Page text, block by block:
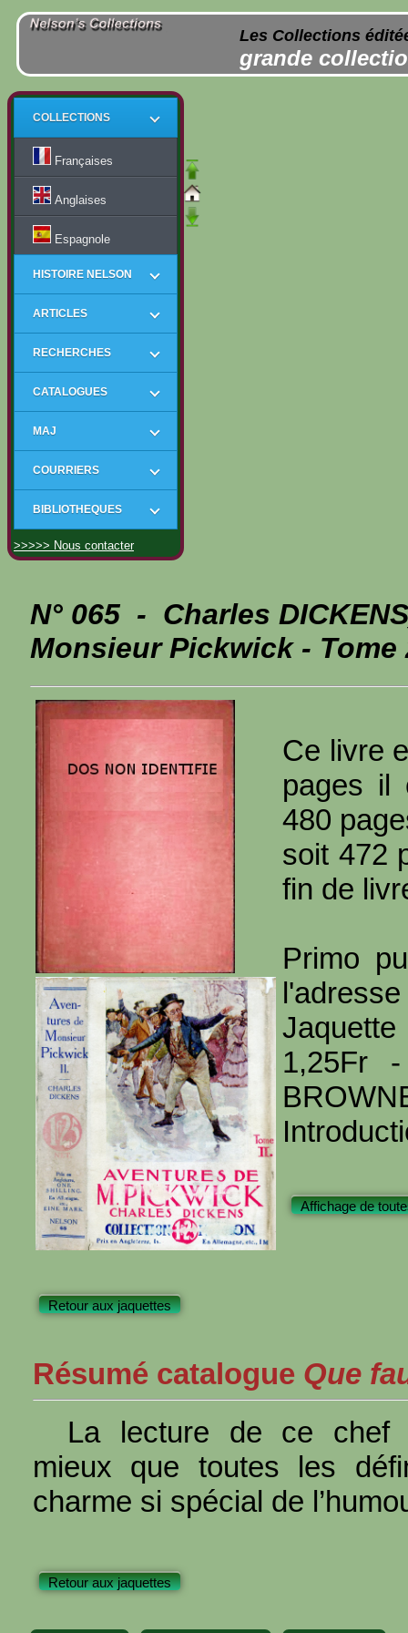
Les Collections
grande
COLLECTIONS
Françaises
Anglaises
Espagnole
HISTOIRE NELSON
ARTICLES
RECHERCHES
CATALOGUES
MAJ
COURRIERS
BIBLIOTHEQUES
>>>>> Nous contacter
N° 065 - Charles
Monsieur Pickwick - Tome
Ce livre
pages il
480
soit 472
fin de
Primo
l'adresse
1,25Fr
Affichage de
Retour aux jaquettes
Résumé catalogue Que
La lecture de ce chef
mieux que toutes les
charme si spécial de
Retour aux jaquettes